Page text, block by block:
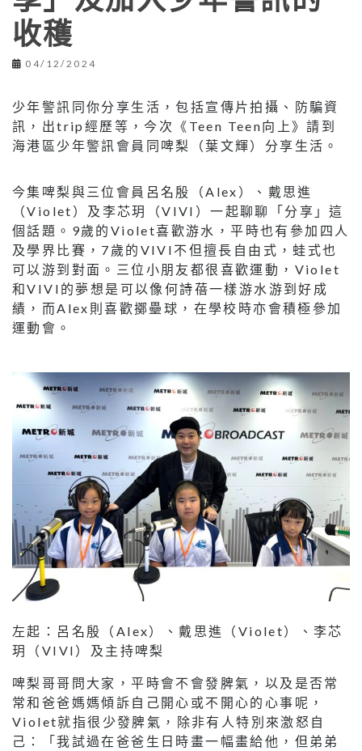
收穫
04/12/2024
少年警訊同你分享生活，包括宣傳片拍攝、防騙資
訊，出trip經歷等，今次《Teen Teen向上》請到
海港區少年警訊會員同啤梨（葉文輝）分享生活。
今集啤梨與三位會員呂名殷（Alex）、戴思進
（Violet）及李芯玥（VIVI）一起聊聊「分享」這
個話題。9歲的Violet喜歡游水，平時也有參加四人
及學界比賽，7歲的VIVI不但擅長自由式，蛙式也
可以游到對面。三位小朋友都很喜歡運動，Violet
和VIVI的夢想是可以像何詩蓓一樣游水游到好成
績，而Alex則喜歡擲壘球，在學校時亦會積極參加
運動會。
左起：呂名殷（Alex）、戴思進（Violet）、李芯
玥（VIVI）及主持啤梨
啤梨哥哥問大家，平時會不會發脾氣，以及是否常
常和爸爸媽媽傾訴自己開心或不開心的心事呢，
Violet就指很少發脾氣，除非有人特別來激怒自
己：「我試過在爸爸生日時畫一幅畫給他，但弟弟